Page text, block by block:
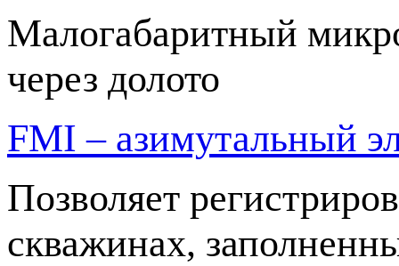
Малогабаритный
через долото
FMI – азимутальный
Позволяет
скважинах,